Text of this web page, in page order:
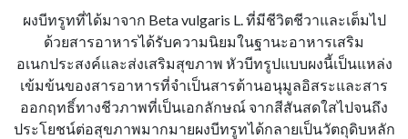
ผงบีทรูทที่ได้มาจาก Beta vulgaris L. ที่มีชีวิตชีวาและเต็มไป
ด้วยสารอาหารได้รับความนิยมในฐานะอาหารเสริม
อเนกประสงค์และส่งเสริมสุขภาพ หัวบีทรูปแบบผงนี้เป็นแหล่ง
เข้มข้นของสารอาหารที่จําเป็นสารต้านอนุมูลอิสระและสาร
ออกฤทธิ์ทางชีวภาพที่เป็นเอกลักษณ์ จากสีสันสดใสไปจนถึง
ประโยชน์ต่อสุขภาพมากมายผงบีทรูทได้กลายเป็นวัตถุดิบหลัก